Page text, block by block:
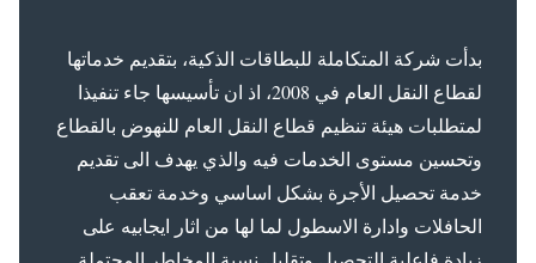
بدأت شركة المتكاملة للبطاقات الذكية، بتقديم خدماتها
لقطاع النقل العام في 2008، اذ ان تأسيسها جاء تنفيذا
لمتطلبات هيئة تنظيم قطاع النقل العام للنهوض بالقطاع
وتحسين مستوى الخدمات فيه والذي يهدف الى تقديم
خدمة تحصيل الأجرة بشكل اساسي وخدمة تعقب
الحافلات وادارة الاسطول لما لها من اثار ايجابيه على